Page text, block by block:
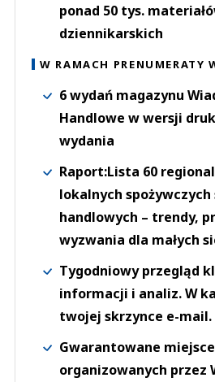
ponad 50 tys.
dziennikarskich
W RAMACH PRENUMERATY
6 wydań magazynu
Handlowe w wersji
wydania
Raport:Lista 60
lokalnych spożywczych
handlowych – trendy,
wyzwania dla małych
Tygodniowy przegląd
informacji i analiz. W
twojej skrzynce e-mail.
Gwarantowane
organizowanych przez